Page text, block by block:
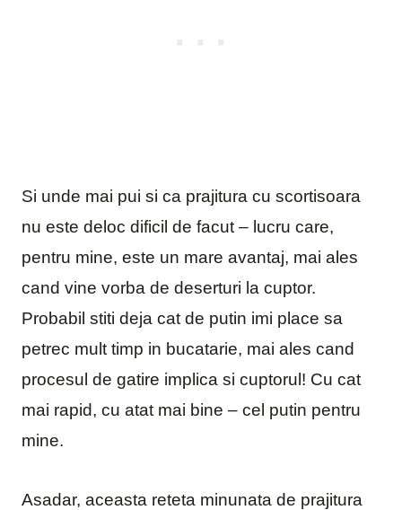
Si unde mai pui si ca prajitura cu scortisoara
nu este deloc dificil de facut – lucru care,
pentru mine, este un mare avantaj, mai ales
cand vine vorba de deserturi la cuptor.
Probabil stiti deja cat de putin imi place sa
petrec mult timp in bucatarie, mai ales cand
procesul de gatire implica si cuptorul! Cu cat
mai rapid, cu atat mai bine – cel putin pentru
mine.
Asadar, aceasta reteta minunata de prajitura